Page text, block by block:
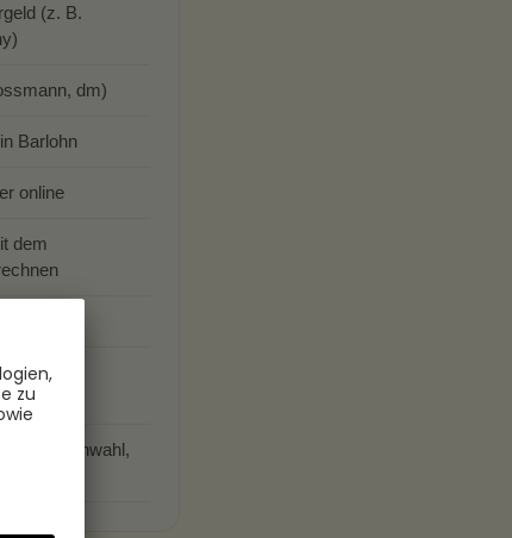
(z. B.
dm)
Barlohn
online
dem
(ZAG)
Wunschwahl,